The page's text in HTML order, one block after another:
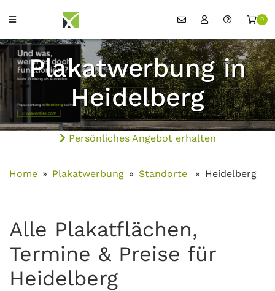
0
Plakatwerbung in
Heidelberg
Persönliches Angebot erhalten
Home Plakatwerbung Standorte Heidelberg
Alle Plakatflächen,
Termine & Preise für
Heidelberg